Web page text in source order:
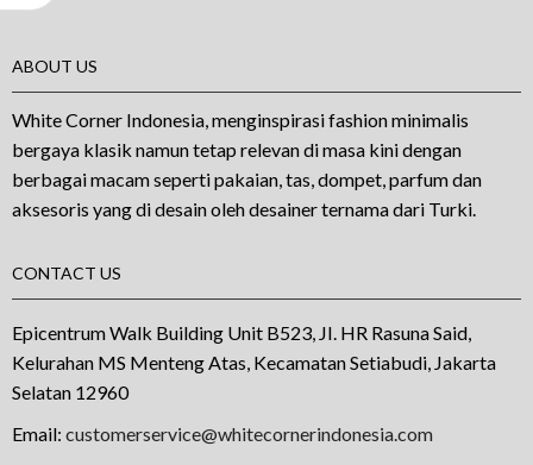
ABOUT US
White Corner Indonesia, menginspirasi fashion minimalis
bergaya klasik namun tetap relevan di masa kini dengan
berbagai macam seperti pakaian, tas, dompet, parfum dan
aksesoris yang di desain oleh desainer ternama dari Turki.
CONTACT US
Epicentrum Walk Building Unit B523, JI. HR Rasuna Said,
Kelurahan MS Menteng Atas, Kecamatan Setiabudi, Jakarta
Selatan 12960
Email: customerservice@whitecornerindonesia.com